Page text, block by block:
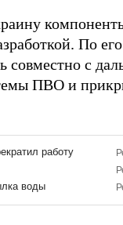
По
совместно с
ПВО и